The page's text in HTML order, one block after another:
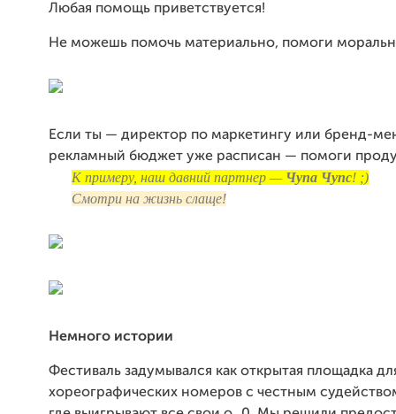
Любая помощь приветствуется!
Не можешь помочь материально, помоги
Если ты — директор по маркетингу или бренд-
рекламный бюджет уже расписан — помоги
К примеру, наш давний партнер — Чупа Чупс! ;)
Смотри на жизнь слаще!
Немного истории
Фестиваль задумывался как открытая площадка
хореографических номеров с честным